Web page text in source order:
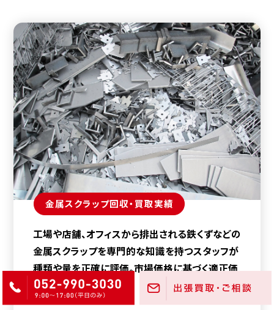
金属スクラップ回収・買取実績
工場や店舗、オフィスから排出される鉄くずなどの
金属スクラップを専門的な知識を持つスタッフが
種類や量を正確に評価。市場価格に基づく適正価
格での買取を行います。